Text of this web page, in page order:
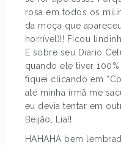
rosa em todos os
da moça que
horrível)!! Ficou
E sobre seu Diário
quando ele tiver
fiquei clicando em
até minha irmã me
eu devia tentar em
Beijão, Lia!!
HAHAHA bem